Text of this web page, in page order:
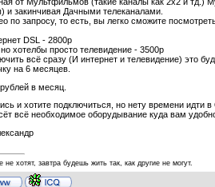
закинчивая Дачными телеканалами.
по запросу, то есть, вы легко сможите
DSL - 2800р
хотелбы просто телевидение - 3500р
всё сразу (И интернет и телевидение) это
на 6 месяцев.
в месяц.
и хотите подключиться, но нету времени
всё необходимое оборудывание куда вам
не хотят, завтра будешь жить так, как другие не могут.